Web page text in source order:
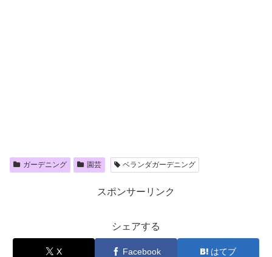
ガーデニング 園芸 ベランダガーデニング
スポンサーリンク
シェアする
X Facebook はてブ